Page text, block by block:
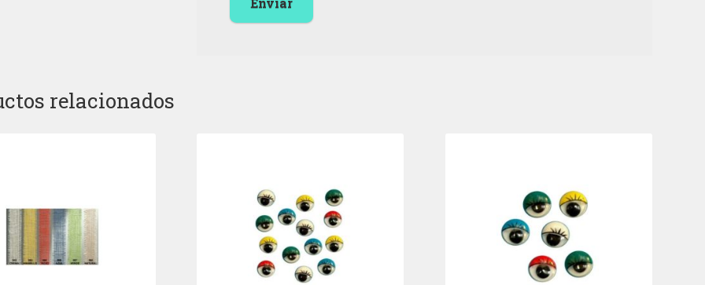
relacionados